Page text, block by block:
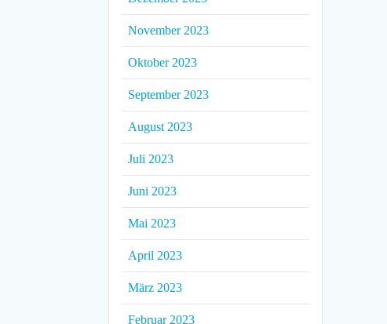
November 2023
Oktober 2023
September 2023
August 2023
Juli 2023
Juni 2023
Mai 2023
April 2023
März 2023
Februar 2023